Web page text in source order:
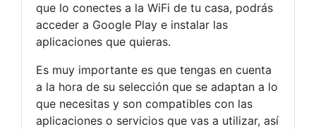
que lo conectes a la WiFi de tu casa, podrás
acceder a Google Play e instalar las
aplicaciones que quieras.
Es muy importante es que tengas en cuenta
a la hora de su selección que se adaptan a lo
que necesitas y son compatibles con las
aplicaciones o servicios que vas a utilizar, así